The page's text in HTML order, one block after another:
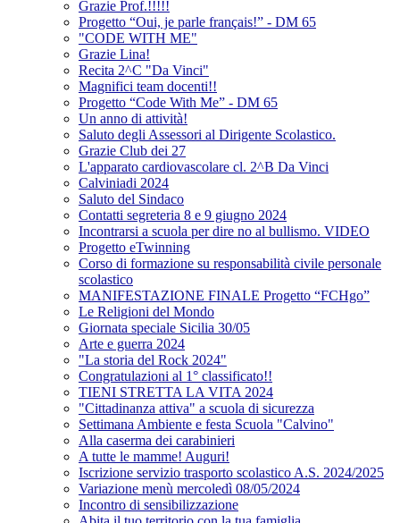
Grazie Prof.!!!!!
Progetto “Oui, je parle français!” - DM 65
"CODE WITH ME"
Grazie Lina!
Recita 2^C "Da Vinci"
Magnifici team docenti!!
Progetto “Code With Me” - DM 65
Un anno di attività!
Saluto degli Assessori al Dirigente Scolastico.
Grazie Club dei 27
L'apparato cardiovascolare cl. 2^B Da Vinci
Calviniadi 2024
Saluto del Sindaco
Contatti segreteria 8 e 9 giugno 2024
Incontrarsi a scuola per dire no al bullismo. VIDEO
Progetto eTwinning
Corso di formazione su responsabilità civile personale
scolastico
MANIFESTAZIONE FINALE Progetto “FCHgo”
Le Religioni del Mondo
Giornata speciale Sicilia 30/05
Arte e guerra 2024
"La storia del Rock 2024"
Congratulazioni al 1° classificato!!
TIENI STRETTA LA VITA 2024
"Cittadinanza attiva" a scuola di sicurezza
Settimana Ambiente e festa Scuola "Calvino"
Alla caserma dei carabinieri
A tutte le mamme! Auguri!
Iscrizione servizio trasporto scolastico A.S. 2024/2025
Variazione menù mercoledì 08/05/2024
Incontro di sensibilizzazione